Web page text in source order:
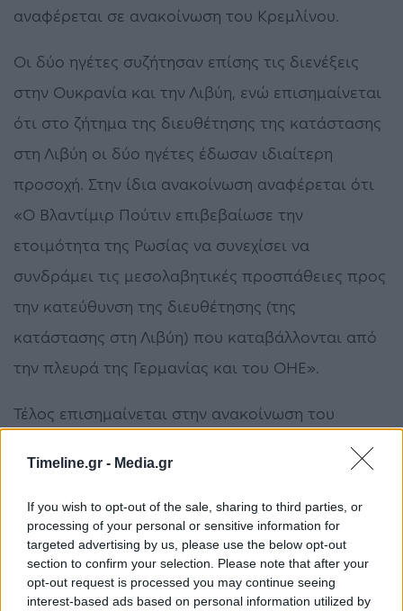
Timeline.gr - Media.gr
If you wish to opt-out of the sale, sharing to third parties, or
processing of your personal or sensitive information for
targeted advertising by us, please use the below opt-out
section to confirm your selection. Please note that after your
opt-out request is processed you may continue seeing
interest-based ads based on personal information utilized by
αναφέρεται σε ανακοίνωση του Κρεμλίνου.
Οι δύο ηγέτες συζήτησαν επίσης τις διενέξεις
στην Ουκρανία και την Λιβύη, ενώ επισημαίνεται
ότι στο ζήτημα της διευθέτησης της κατάστασης
στη Λιβύη οι δύο ηγέτες έδωσαν ιδιαίτερη
προσοχή. Στην ίδια ανακοίνωση αναφέρεται ότι
«Ο Βλαντίμιρ Πούτιν επιβεβαίωσε την
ετοιμότητα της Ρωσίας να συνεχίσει να
συνδράμει τις μεσολαβητικές προσπάθειες προς
την κατεύθυνση της διευθέτησης (της
κατάστασης στη Λιβύη) που καταβάλλονται από
την πλευρά της Γερμανίας και του ΟΗΕ».
Τέλος επισημαίνεται στην ανακοίνωση του
Κρεμλίνου ότι η τηλεφωνική συνομιλία έγινε με
πρωτοβουλία του Βερολίνου.
Μέρκελ
ΠΡΟΗΓΟΎΜΕΝΟ ΆΡΘΡΟ ΕΠΌΜΕΝΟ ΆΡΘΡΟ